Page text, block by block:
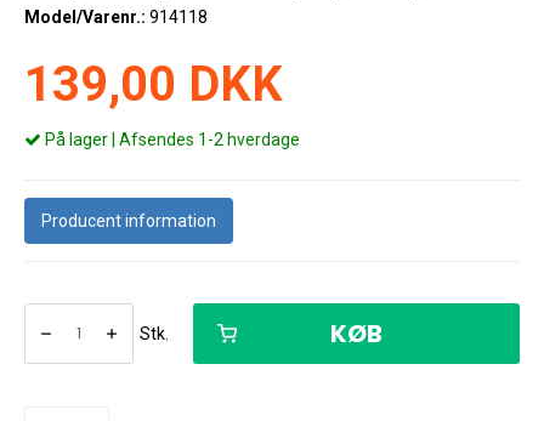
Restsalg
Model/Varenr.: 914118
139,00 DKK
På lager | Afsendes 1-2 hverdage
Producent information
Stk. KØB